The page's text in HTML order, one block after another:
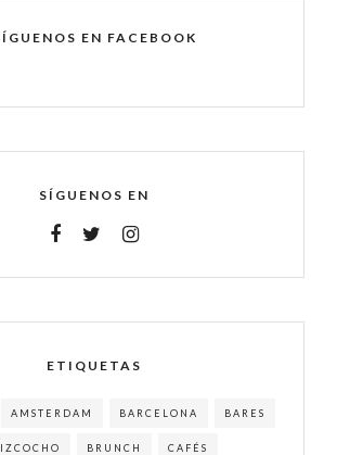
EN FACEBOOK
SÍGUENOS EN
ETIQUETAS
AMSTERDAM BARCELONA BARES
BRUNCH CAFÉS